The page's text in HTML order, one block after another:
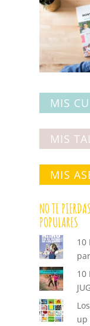
MIS
MIS
MIS
NO TE
POPULARES
10
10
up